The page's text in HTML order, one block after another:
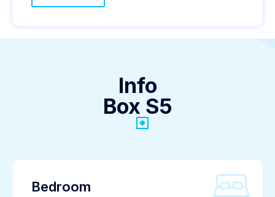
Info
Box S5
Bedroom